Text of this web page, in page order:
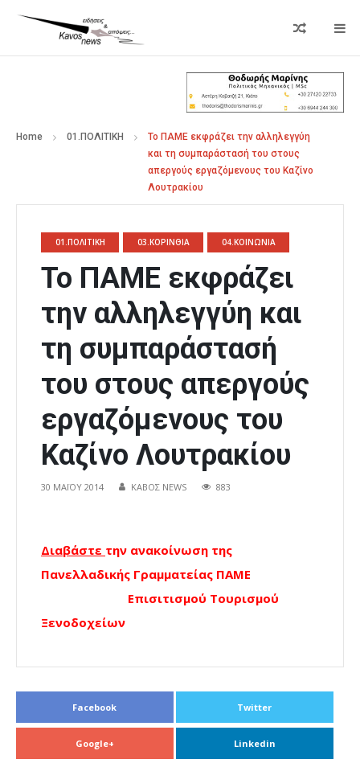
Home 01.ΠΟΛΙΤΙΚΗ
Το ΠΑΜΕ εκφράζει την αλληλεγγύη
και τη συμπαράστασή του στους
απεργούς εργαζόμενους του Καζίνο
Λουτρακίου
01.ΠΟΛΙΤΙΚΗ 03.ΚΟΡΙΝΘΙΑ 04.ΚΟΙΝΩΝΙΑ
Το ΠΑΜΕ εκφράζει
την αλληλεγγύη και
τη συμπαράστασή
του στους απεργούς
εργαζόμενους του
Καζίνο Λουτρακίου
30 ΜΑΪ́ΟΥ 2014 ΚΑΒΟΣ NEWS 883
Διαβάστε την ανακοίνωση της
Πανελλαδικής Γραμματείας ΠΑΜΕ
Επισιτισμού Τουρισμού
Ξενοδοχείων
Facebook Twitter
Google+ Linkedin